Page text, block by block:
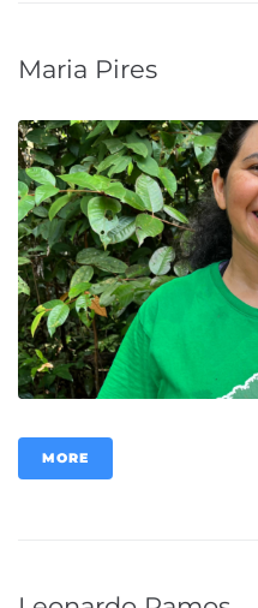
Maria Pires
MORE